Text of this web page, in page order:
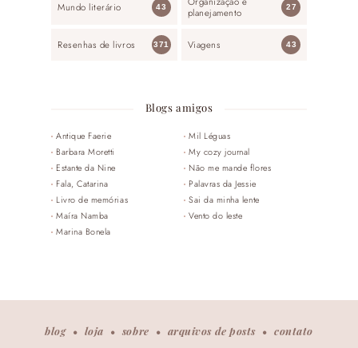
Mundo literário 43
planejamento
27
Resenhas de livros 371 Viagens 43
Blogs amigos
Antique Faerie
Barbara Moretti
Estante da Nine
Fala, Catarina
Livro de memórias
Maíra Namba
Marina Bonela
Mil Léguas
My cozy journal
Não me mande flores
Palavras da Jessie
Sai da minha lente
Vento do leste
blog loja sobre arquivos de posts contato